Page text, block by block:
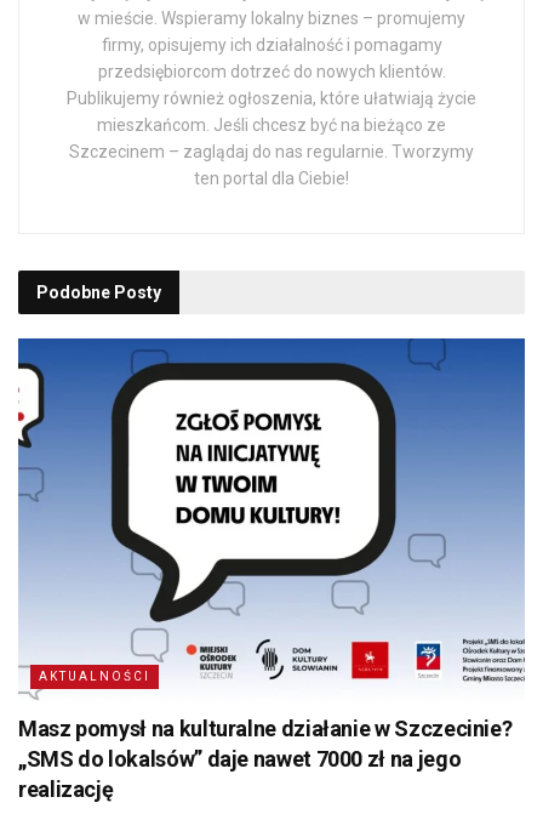
w mieście. Wspieramy lokalny biznes – promujemy
firmy, opisujemy ich działalność i pomagamy
przedsiębiorcom dotrzeć do nowych klientów.
Publikujemy również ogłoszenia, które ułatwiają życie
mieszkańcom. Jeśli chcesz być na bieżąco ze
Szczecinem – zaglądaj do nas regularnie. Tworzymy
ten portal dla Ciebie!
Podobne Posty
AKTUALNOŚCI
Masz pomysł na kulturalne działanie w Szczecinie?
„SMS do lokalsów” daje nawet 7000 zł na jego
realizację